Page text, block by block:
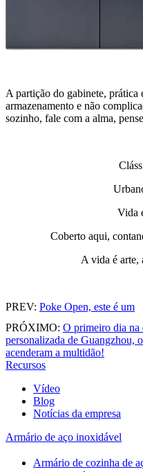
A partição do gabinete, prática
armazenamento e não
sozinho, fale com a alma,
Vida
Coberto aqui,
A vida é arte,
PREV: Poke Open, este é um
PRÓXIMO: O primeiro dia na
personalizada de Guangzhou,
acenderam a multidão!
Recursos
Vídeo
Blog
Notícias da empresa
Armário de aço inoxidável
Armário de cozinha de